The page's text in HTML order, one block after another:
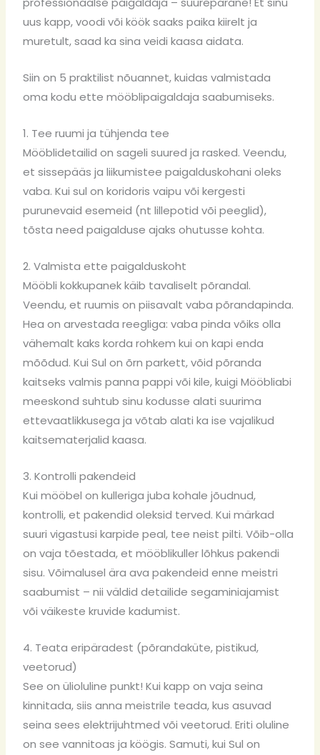
uus kapp, voodi või köök saaks paika kiirelt ja
muretult, saad ka sina veidi kaasa aidata.
Siin on 5 praktilist nõuannet, kuidas valmistada
oma kodu ette mööblipaigaldaja saabumiseks.
1. Tee ruumi ja tühjenda tee
Mööblidetailid on sageli suured ja rasked. Veendu,
et sissepääs ja liikumistee paigalduskohani oleks
vaba. Kui sul on koridoris vaipu või kergesti
purunevaid esemeid (nt lillepotid või peeglid),
tõsta need paigalduse ajaks ohutusse kohta.
2. Valmista ette paigalduskoht
Mööbli kokkupanek käib tavaliselt põrandal.
Veendu, et ruumis on piisavalt vaba põrandapinda.
Hea on arvestada reegliga: vaba pinda võiks olla
vähemalt kaks korda rohkem kui on kapi enda
mõõdud. Kui Sul on õrn parkett, võid põranda
kaitseks valmis panna pappi või kile, kuigiMööbliabi
meeskond suhtub sinu kodusse alati suurima
ettevaatlikkusega ja võtab alati ka ise vajalikud
kaitsematerjalid kaasa.
3. Kontrolli pakendeid
Kui mööbel on kulleriga juba kohale jõudnud,
kontrolli, et pakendid oleksid terved. Kui märkad
suuri vigastusi karpide peal, tee neist pilti. Võib-olla
on vaja tõestada, et mööblikuller lõhkus pakendi
sisu. Võimalusel ära ava pakendeid enne meistri
saabumist – nii väldid detailide segaminiajamist
või väikeste kruvide kadumist.
4. Teata eripäradest (põrandaküte, pistikud,
veetorud)
See on ülioluline punkt! Kui kapp on vaja seina
kinnitada, siis anna meistrile teada, kus asuvad
seina sees elektrijuhtmed või veetorud. Eriti oluline
on see vannitoas ja köögis. Samuti, kui Sul on